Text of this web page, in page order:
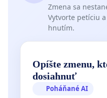
Zmena sa
Vytvorte petíciu
hnutím.
Opíšte zmenu,
dosiahnuť
Poháňané AI